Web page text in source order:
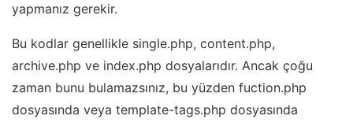
yapmanız gerekir.
Bu kodlar genellikle single.php, content.php,
archive.php ve index.php dosyalarıdır. Ancak çoğu
zaman bunu bulamazsınız, bu yüzden fuction.php
dosyasında veya template-tags.php dosyasında